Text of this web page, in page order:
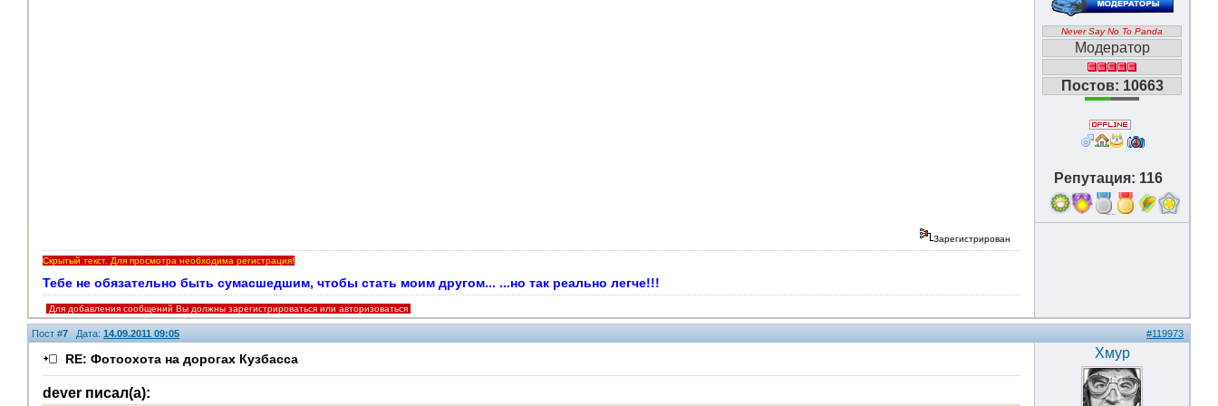
Never Say No To Panda
Модератор
Постов: 10663
Репутация: 116
18
Зарегистрирован
Скрытый текст. Для просмотра необходима регистрация!
Тебе не обязательно быть сумасшедшим, чтобы стать моим другом... ...но так реально легче!!!
Для добавления сообщений Вы должны зарегистрироваться или авторизоваться
Пост #7 Дата: 14.09.2011 09:05 #119973
RE: Фотоохота на дорогах Кузбасса
dever писал(а):
Хмур